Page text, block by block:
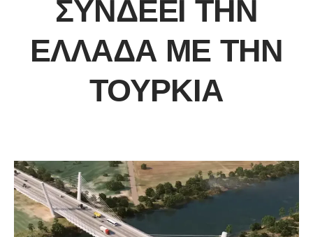
ΣΥΝΔΈΕΙ ΤΗΝ
ΕΛΛΆΔΑ ΜΕ ΤΗΝ
ΤΟΥΡΚΊΑ